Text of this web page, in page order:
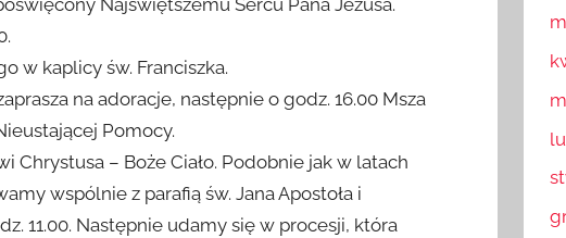
Najświętszemu Sercu Pana Jezusa.
w kaplicy św. Franciszka.
na adoracje, następnie o godz. 16.00 Msza
Pomocy.
Chrystusa – Boże Ciało. Podobnie jak w latach
wspólnie z parafią św. Jana Apostoła i